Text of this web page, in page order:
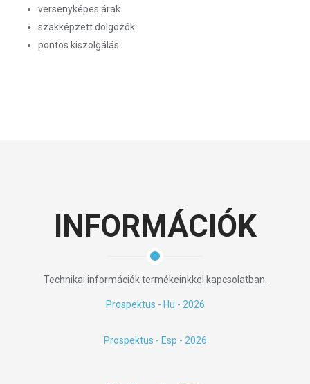
versenyképes árak
szakképzett dolgozók
pontos kiszolgálás
INFORMÁCIÓK
Technikai információk termékeinkkel kapcsolatban.
Prospektus - Hu - 2026
Prospektus - Esp - 2026